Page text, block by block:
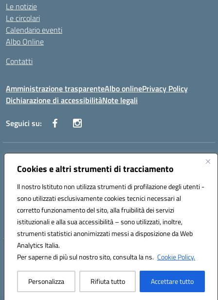
Cookies e altri strumenti di tracciamento
Il nostro Istituto non utilizza strumenti di profilazione degli utenti -
sono utilizzati esclusivamente cookies tecnici necessari al
corretto funzionamento del sito, alla fruibilità dei servizi
istituzionali e alla sua accessibilità – sono utilizzati, inoltre,
strumenti statistici anonimizzati messi a disposizione da Web
Analytics Italia.
Per saperne di più sul nostro sito, consulta la ns. Cookie Policy.
Personalizza Rifiuta tutto Accettare tutto
Le notizie
Le circolari
Calendario eventi
Albo Online
Contatti
Amministrazione trasparenteAlbo onlinePrivacy Policy
Dichiarazione di accessibilitàNote legali
Seguici su:
Indirizzo:
Centralino:0881636571 Email:fgps040004@istruzione.it
Codice fiscale: 80031370713
Codice meccanografico:
FGPS040004
Codice Indice delle Pubbliche Amministrazioni (IPA): istsc_fgps040004
Hosting & Powered by 3D Solution S.r.l.
Concept & Design by Designers Italia